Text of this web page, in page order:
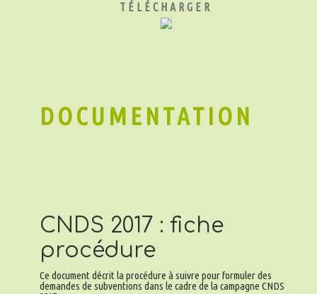
TÉLÉCHARGER
DOCUMENTATION
CNDS 2017 : fiche
procédure
Ce document décrit la procédure à suivre pour formuler des
demandes de subventions dans le cadre de la campagne CNDS